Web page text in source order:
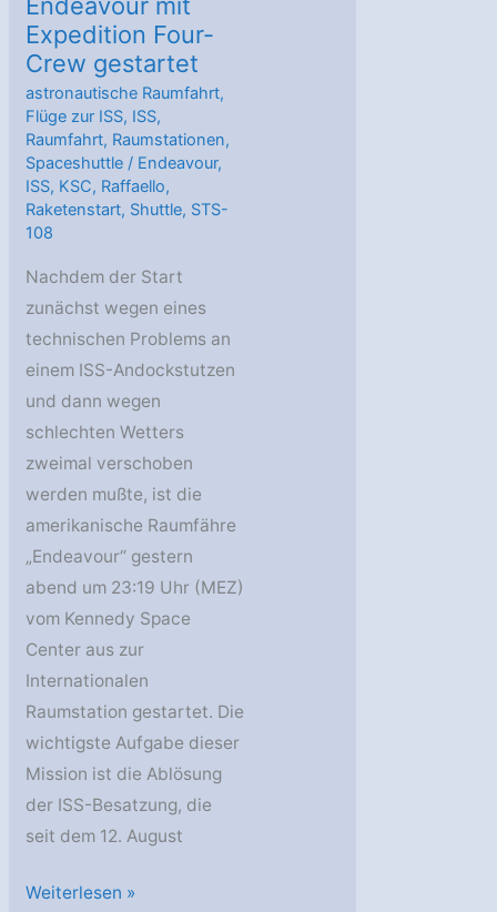
Expedition Four-
Crew gestartet
astronautische Raumfahrt,
Flüge zur ISS, ISS,
Raumfahrt, Raumstationen,
Spaceshuttle / Endeavour,
ISS, KSC, Raffaello,
Raketenstart, Shuttle, STS-
108
Nachdem der Start
zunächst wegen eines
technischen Problems an
einem ISS-Andockstutzen
und dann wegen
schlechten Wetters
zweimal verschoben
werden mußte, ist die
amerikanische Raumfähre
„Endeavour“ gestern
abend um 23:19 Uhr (MEZ)
vom Kennedy Space
Center aus zur
Internationalen
Raumstation gestartet. Die
wichtigste Aufgabe dieser
Mission ist die Ablösung
der ISS-Besatzung, die
seit dem 12. August
Endeavour
Weiterlesen »